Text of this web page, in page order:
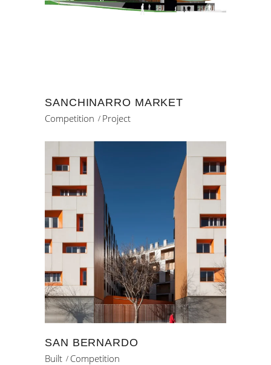
SANCHINARRO MARKET
Competition
Project
SAN BERNARDO
Built
Competition